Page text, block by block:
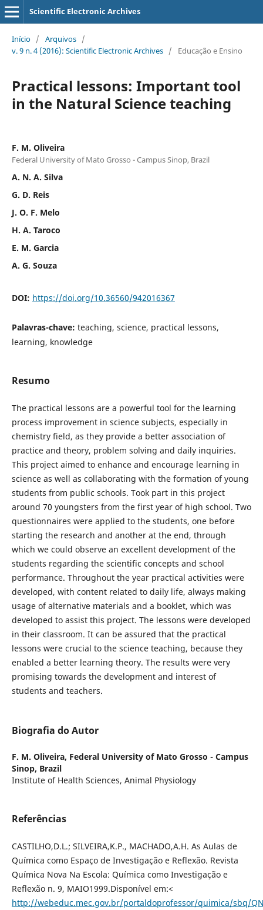
Scientific Electronic Archives
Início / Arquivos /
v. 9 n. 4 (2016): Scientific Electronic Archives / Educação e Ensino
Practical lessons: Important tool
in the Natural Science teaching
F. M. Oliveira
Federal University of Mato Grosso - Campus Sinop, Brazil
A. N. A. Silva
G. D. Reis
J. O. F. Melo
H. A. Taroco
E. M. Garcia
A. G. Souza
DOI: https://doi.org/10.36560/942016367
Palavras-chave: teaching, science, practical lessons,
learning, knowledge
Resumo
The practical lessons are a powerful tool for the learning
process improvement in science subjects, especially in
chemistry field, as they provide a better association of
practice and theory, problem solving and daily inquiries.
This project aimed to enhance and encourage learning in
science as well as collaborating with the formation of young
students from public schools. Took part in this project
around 70 youngsters from the first year of high school. Two
questionnaires were applied to the students, one before
starting the research and another at the end, through
which we could observe an excellent development of the
students regarding the scientific concepts and school
performance. Throughout the year practical activities were
developed, with content related to daily life, always making
usage of alternative materials and a booklet, which was
developed to assist this project. The lessons were developed
in their classroom. It can be assured that the practical
lessons were crucial to the science teaching, because they
enabled a better learning theory. The results were very
promising towards the development and interest of
students and teachers.
Biografia do Autor
F. M. Oliveira, Federal University of Mato Grosso - Campus
Sinop, Brazil
Institute of Health Sciences, Animal Physiology
Referências
CASTILHO,D.L.; SILVEIRA,K.P., MACHADO,A.H. As Aulas de
Química como Espaço de Investigação e Reflexão. Revista
Química Nova Na Escola: Química como Investigação e
Reflexão n. 9, MAIO1999.Disponível em:<
http://webeduc.mec.gov.br/portaldoprofessor/quimica/sbq/